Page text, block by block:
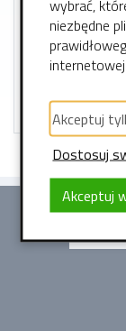
Kiedy i w
Metody
wybrać,
niezbędne
Akceptuj
Dostosuj
Akceptuj